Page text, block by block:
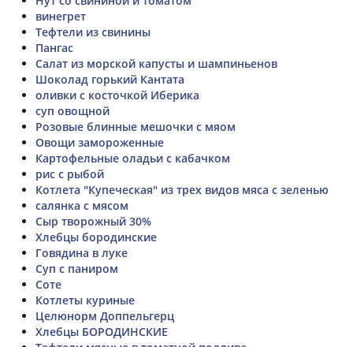
винегрет
Тефтели из свинины
Пангас
Салат из морской капусты и шампиньенов
Шоколад горький Кантата
оливки с косточкой Иберика
суп овощной
Розовые блинные мешочки с мяом
Овощи замороженные
Картофельные оладьи с кабачком
рис с рыбой
Котлета "Купеческая" из трех видов мяса с зеленью
салянка с мясом
Сыр творожный 30%
Хлебцы бородинские
Говядина в луке
Суп с паниром
Соте
Котлеты куриные
Целюнорм Доппельгерц
Хлебцы БОРОДИНСКИЕ